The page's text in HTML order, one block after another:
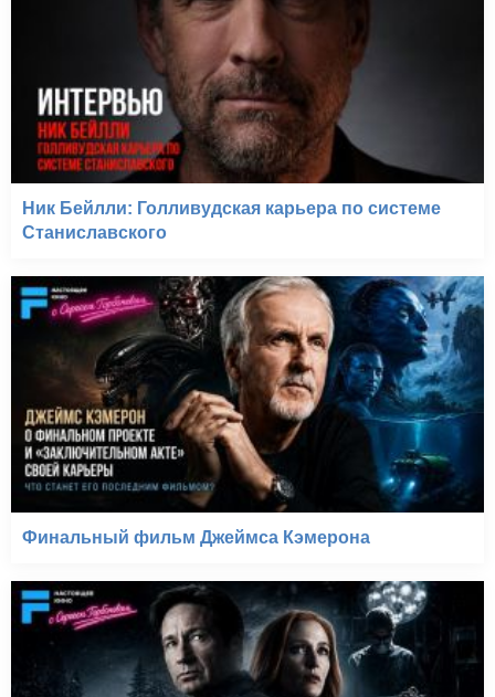
Ник Бейлли: Голливудская карьера по системе
Станиславского
Финальный фильм Джеймса Кэмерона